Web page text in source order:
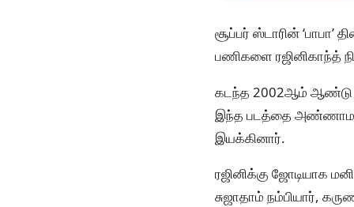
சூப்பர் ஸ்டாரின்
பணிகளை ரஜினிகாந்த்
கடந்த 2002ஆம் ஆண்டு
இந்த படத்தை
இயக்கினார்.
ரஜினிக்கு ஜோடியாக
சுஜாதாம் நம்பியார்,